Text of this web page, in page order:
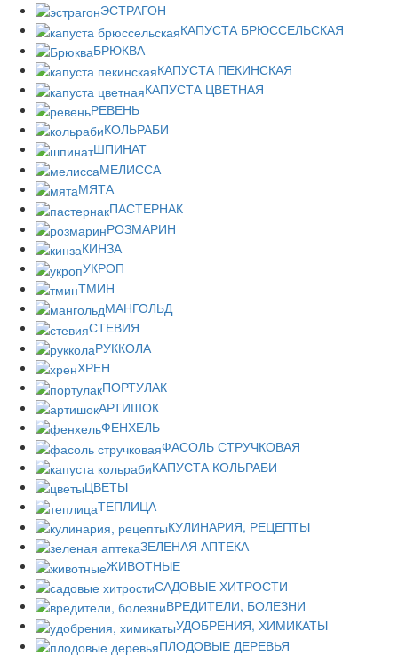
ЭСТРАГОН
КАПУСТА БРЮССЕЛЬСКАЯ
БРЮКВА
КАПУСТА ПЕКИНСКАЯ
КАПУСТА ЦВЕТНАЯ
РЕВЕНЬ
КОЛЬРАБИ
ШПИНАТ
МЕЛИССА
МЯТА
ПАСТЕРНАК
РОЗМАРИН
КИНЗА
УКРОП
ТМИН
МАНГОЛЬД
СТЕВИЯ
РУККОЛА
ХРЕН
ПОРТУЛАК
АРТИШОК
ФЕНХЕЛЬ
ФАСОЛЬ СТРУЧКОВАЯ
КАПУСТА КОЛЬРАБИ
ЦВЕТЫ
ТЕПЛИЦА
КУЛИНАРИЯ, РЕЦЕПТЫ
ЗЕЛЕНАЯ АПТЕКА
ЖИВОТНЫЕ
САДОВЫЕ ХИТРОСТИ
ВРЕДИТЕЛИ, БОЛЕЗНИ
УДОБРЕНИЯ, ХИМИКАТЫ
ПЛОДОВЫЕ ДЕРЕВЬЯ